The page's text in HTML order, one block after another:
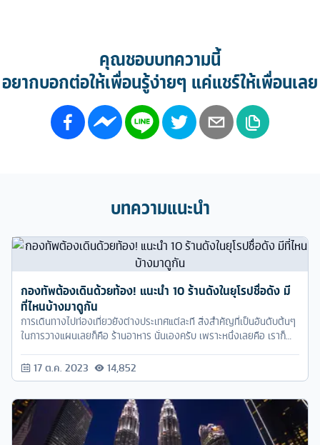
คุณชอบบทความนี้
อยากบอกต่อให้เพื่อนรู้ง่ายๆ แค่แชร์ให้เพื่อนเลย
บทความแนะนำ
กองทัพต้องเดินด้วยท้อง! แนะนำ 10 ร้านดังในยุโรปชื่อดัง มี
ที่ไหนบ้างมาดูกัน
การเดินทางไปท่องเที่ยวยังต่างประเทศแต่ละที สิ่งสำคัญที่เป็นอันดับต้นๆ
ในการวางแผนเลยก็คือ ร้านอาหาร นั่นเองครับ เพราะหนึ่งเลยคือ เราก็
สองคือ เราจะได้ไม่ต้องมาเสียเวลาหาร้าน หรือทานแต่บะหมี่กึ่งสำเร็จรูป
ทั้งทริป
17 ต.ค. 2023 14,852